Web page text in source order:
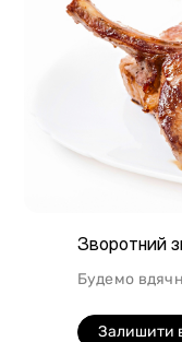
Зворотний
Будемо
Залишити